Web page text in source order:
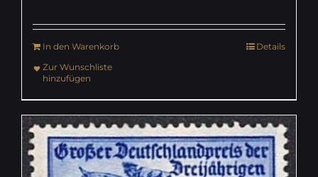
In den Warenkorb
Details
Zur Wunschliste
hinzufügen